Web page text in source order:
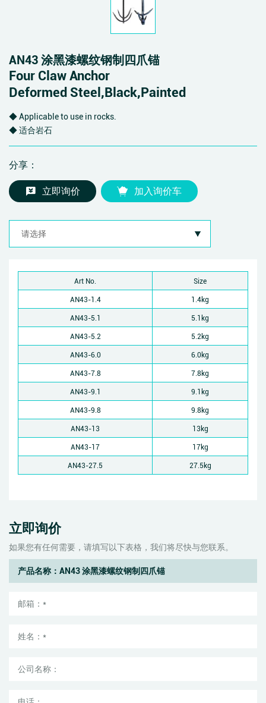
AN43 涂黑漆螺纹钢制四爪锚
Four Claw Anchor
Deformed Steel,Black,Painted
◆ Applicable to use in rocks.
◆ 适合岩石
分享：
立即询价 加入询价车
Art No.
Size
AN43-1.4
1.4kg
AN43-5.1
5.1kg
AN43-5.2
5.2kg
AN43-6.0
6.0kg
AN43-7.8
7.8kg
AN43-9.1
9.1kg
AN43-9.8
9.8kg
AN43-13
13kg
AN43-17
17kg
AN43-27.5
27.5kg
立即询价
如果您有任何需要，请填写以下表格，我们将尽快与您联系。